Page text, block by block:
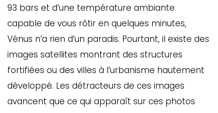
93 bars et d’une température ambiante
capable de vous rôtir en quelques minutes,
Vénus n’a rien d’un paradis. Pourtant, il existe des
images satellites montrant des structures
fortifiées ou des villes à l’urbanisme hautement
développé. Les détracteurs de ces images
avancent que ce qui apparaît sur ces photos